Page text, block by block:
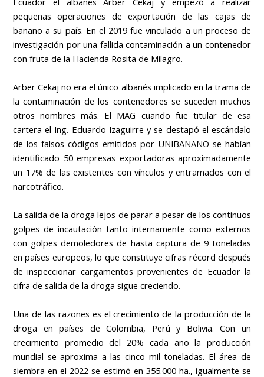
pequeñas operaciones de exportación de las cajas de
banano a su país. En el 2019 fue vinculado a un proceso de
investigación por una fallida contaminación a un contenedor
con fruta de la Hacienda Rosita de Milagro.
Arber Cekaj no era el único albanés implicado en la trama de
la contaminación de los contenedores se suceden muchos
otros nombres más. El MAG cuando fue titular de esa
cartera el Ing. Eduardo Izaguirre y se destapó el escándalo
de los falsos códigos emitidos por UNIBANANO se habían
identificado 50 empresas exportadoras aproximadamente
un 17% de las existentes con vínculos y entramados con el
narcotráfico.
La salida de la droga lejos de parar a pesar de los continuos
golpes de incautación tanto internamente como externos
con golpes demoledores de hasta captura de 9 toneladas
en países europeos, lo que constituye cifras récord después
de inspeccionar cargamentos provenientes de Ecuador la
cifra de salida de la droga sigue creciendo.
Una de las razones es el crecimiento de la producción de la
droga en países de Colombia, Perú y Bolivia. Con un
crecimiento promedio del 20% cada año la producción
mundial se aproxima a las cinco mil toneladas. El área de
siembra en el 2022 se estimó en 355.000 ha., igualmente se